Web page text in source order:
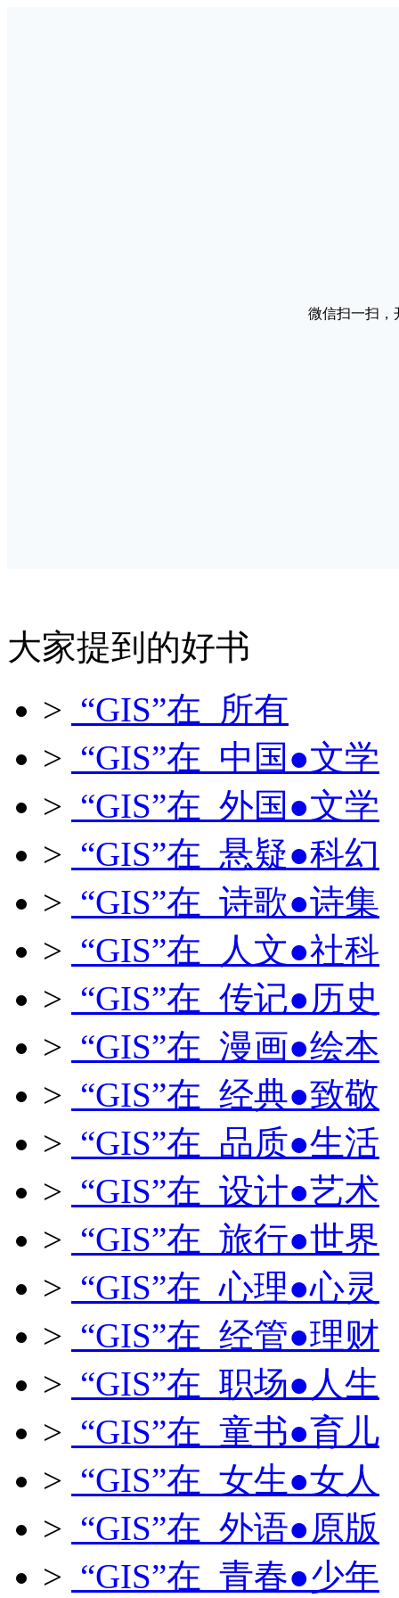
微信扫一扫，
大家提到的好书
> “GIS”在 所有
> “GIS”在 中国●文学
> “GIS”在 外国●文学
> “GIS”在 悬疑●科幻
> “GIS”在 诗歌●诗集
> “GIS”在 人文●社科
> “GIS”在 传记●历史
> “GIS”在 漫画●绘本
> “GIS”在 经典●致敬
> “GIS”在 品质●生活
> “GIS”在 设计●艺术
> “GIS”在 旅行●世界
> “GIS”在 心理●心灵
> “GIS”在 经管●理财
> “GIS”在 职场●人生
> “GIS”在 童书●育儿
> “GIS”在 女生●女人
> “GIS”在 外语●原版
> “GIS”在 青春●少年